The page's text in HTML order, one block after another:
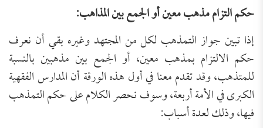
حكم التزام مذهب معين أو الجمع بين المذاهب:
إذا تبين جواز التمذهب لكل من المجتهد وغيره بقي أن نعرف
حكم الالتزام بمذهب معين، أو الجمع بين مذهبين بالنسبة
للمتذهب، وقد تقدم معنا في أول هذه الورقة أن المدارس الفقهية
الكبرى في الأمة أربعة، وسوف نحصر الكلام على حكم التمذهب
فيها، وذلك لعدة أسباب: